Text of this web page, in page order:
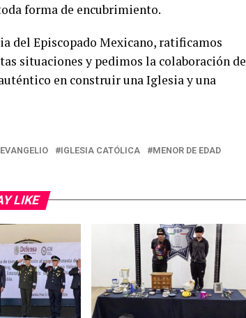
forma de encubrimiento.
del Episcopado Mexicano, ratificamos
situaciones y pedimos la colaboración de
en construir una Iglesia y una
EVANGELIO IGLESIA CATÓLICA
MENOR DE EDAD
LIKE